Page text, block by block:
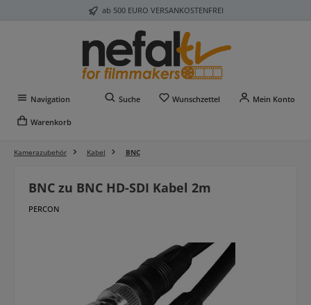
Zum Hauptinhalt springen ab 500 EURO VERSANKOSTENFREI
Navigation Suche Wunschzettel Du hast 0 Produkte auf
Mein Konto
Warenkorb
Kamerazubehör Kabel BNC
BNC zu BNC HD-SDI Kabel 2m
PERCON